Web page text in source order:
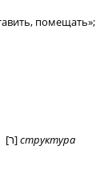
помещать»;
[ר]структура